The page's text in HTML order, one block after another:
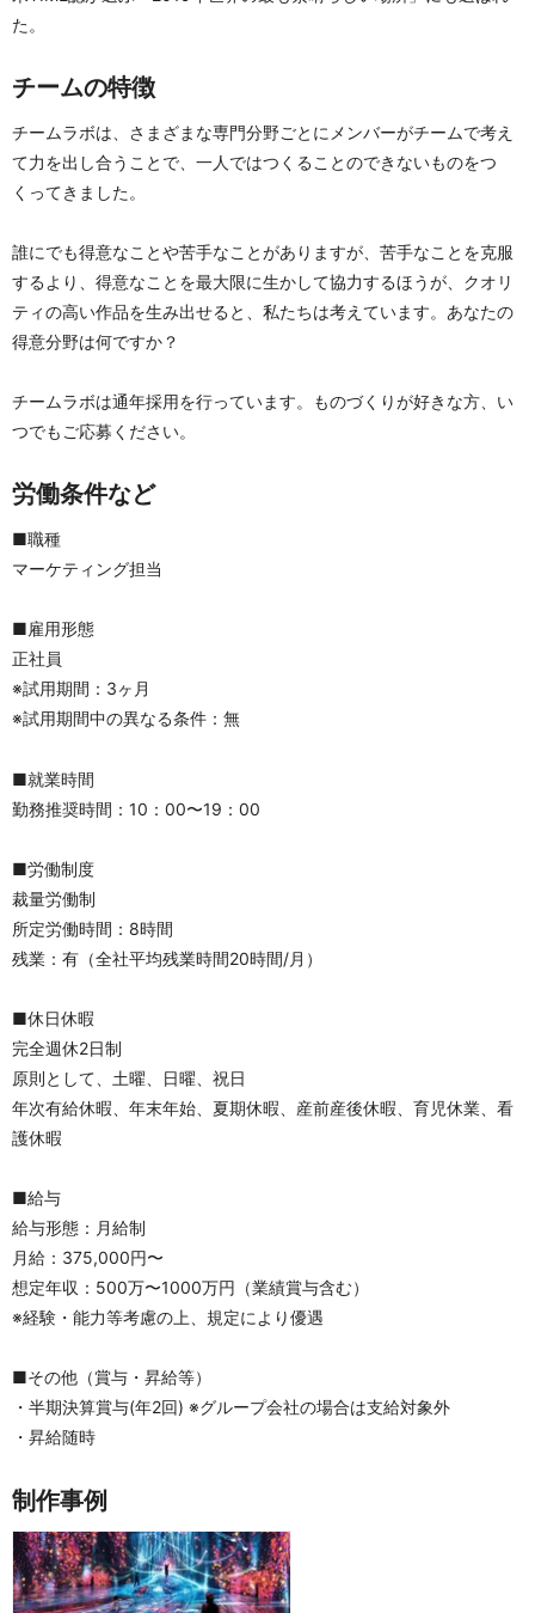
た。
チームの特徴
チームラボは、さまざまな専門分野ごとにメンバーがチームで考え
て力を出し合うことで、一人ではつくることのできないものをつ
くってきました。
誰にでも得意なことや苦手なことがありますが、苦手なことを克服
するより、得意なことを最大限に生かして協力するほうが、クオリ
ティの高い作品を生み出せると、私たちは考えています。あなたの
得意分野は何ですか？
チームラボは通年採用を行っています。ものづくりが好きな方、い
つでもご応募ください。
労働条件など
■職種
マーケティング担当
■雇用形態
正社員
※試用期間：3ヶ月
※試用期間中の異なる条件：無
■就業時間
勤務推奨時間：10：00〜19：00
■労働制度
裁量労働制
所定労働時間：8時間
残業：有（全社平均残業時間20時間/月）
■休日休暇
完全週休2日制
原則として、土曜、日曜、祝日
年次有給休暇、年末年始、夏期休暇、産前産後休暇、育児休業、看
護休暇
■給与
給与形態：月給制
月給：375,000円〜
想定年収：500万〜1000万円（業績賞与含む）
※経験・能力等考慮の上、規定により優遇
■その他（賞与・昇給等）
・半期決算賞与(年2回) ※グループ会社の場合は支給対象外
・昇給随時
制作事例